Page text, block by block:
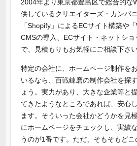
2004年より東京都豊島区で総合的な
供しているクリエイターズ・カンパニ
「Shopify」によるECサイト構築や
CMSの導入、ECサイト・ネットショ
で、見積もりもお気軽にご相談下さい
特定の会社に、ホームページ制作を
いるなら、百戦錬磨の制作会社を探
ょう。実力があり、大きな企業等と
てきたようなところであれば、安心
ます。そういった会社かどうかを見
にホームページをチェックし、実績
うのが1番です。ただ、そもそもど